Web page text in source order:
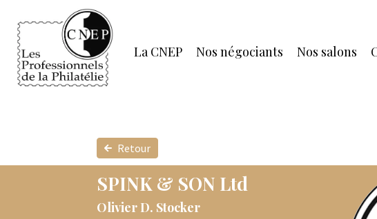
La CNEP Nos négociants Nos salons
Retour
SPINK & SON Ltd
Olivier D. Stocker